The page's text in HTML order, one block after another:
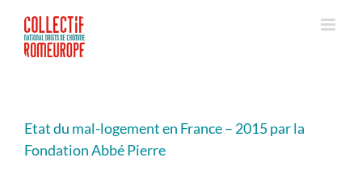
contenu
Etat du mal-logement en France – 2015 par la
Fondation Abbé Pierre